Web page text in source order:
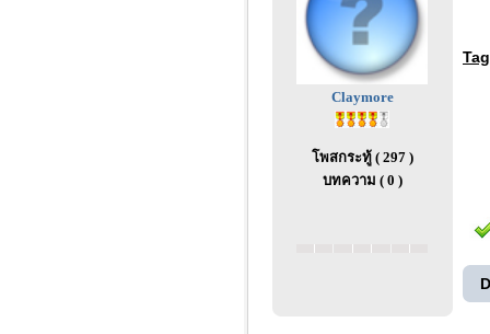
Claymore
โพสกระทู้ ( 297 )
บทความ ( 0 )
Tag